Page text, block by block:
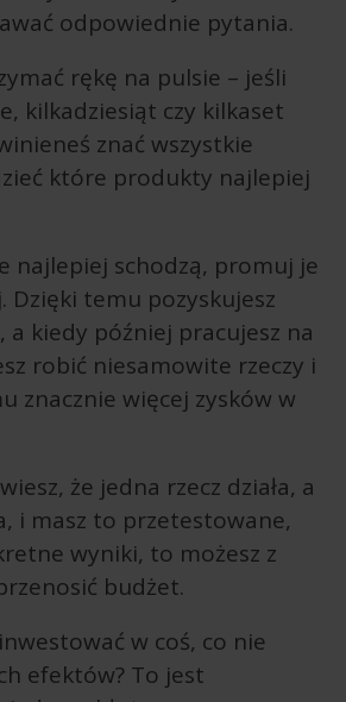
odpowiednie pytania.
rękę na pulsie – jeśli
kilkadziesiąt czy kilkaset
znać wszystkie
które produkty najlepiej
najlepiej schodzą, promuj je
Dzięki temu pozyskujesz
kiedy później pracujesz na
robić niesamowite rzeczy i
znacznie więcej zysków w
że jedna rzecz działa, a
i masz to przetestowane,
wyniki, to możesz z
budżet.
w coś, co nie
efektów? To jest